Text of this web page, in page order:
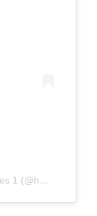
Een bericht gedeeld door Hopbel Dames 1 (@hopbeldames1)